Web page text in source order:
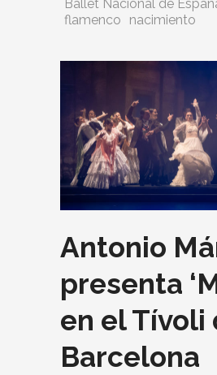
Ballet Nacional de
flamenco
nacimiento
Antonio
presenta
en el Tívoli
Barcelona